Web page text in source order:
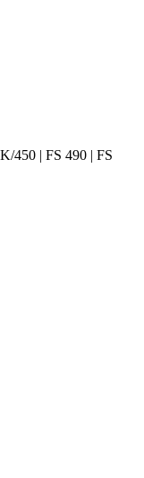
450 | FS 490 | FS